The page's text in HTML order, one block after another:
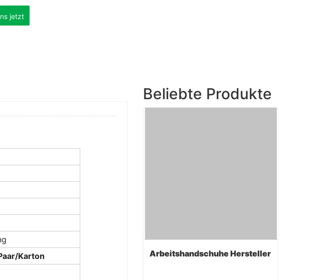
jetzt
Karton
Beliebte Produkte
Arbeitshandschuhe Hersteller